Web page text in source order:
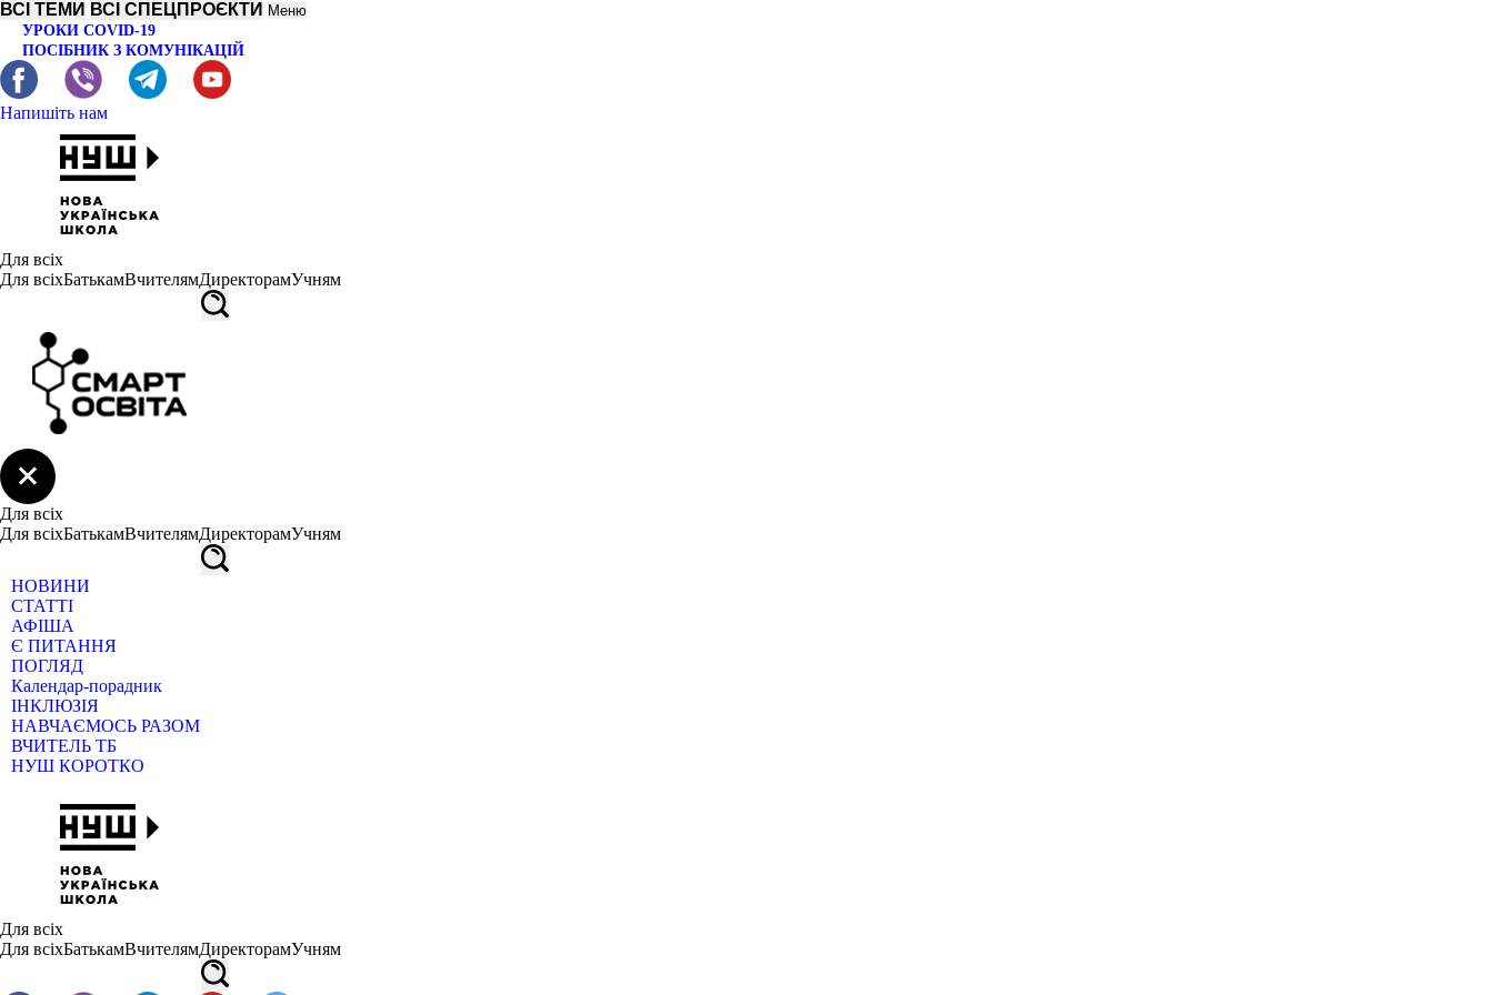
ВСІ ТЕМИ ВСІ СПЕЦПРОЄКТИ Меню
УРОКИ COVID-19
ПОСІБНИК З КОМУНІКАЦІЙ
Напишіть нам
Для всіх
Для всіхБатькамВчителямДиректорамУчням
Для всіх
Для всіхБатькамВчителямДиректорамУчням
НОВИНИ
СТАТТІ
АФІША
Є ПИТАННЯ
ПОГЛЯД
Календар-порадник
ІНКЛЮЗІЯ
НАВЧАЄМОСЬ РАЗОМ
ВЧИТЕЛЬ ТБ
НУШ КОРОТКО
Для всіх
Для всіхБатькамВчителямДиректорамУчням